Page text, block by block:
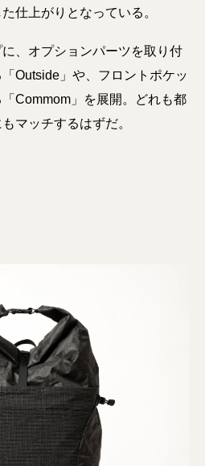
仕上がりとなっている。
、オプションパーツを取り付
Outside」や、フロントポケッ
Commom」を展開。どれも都
マッチするはずだ。